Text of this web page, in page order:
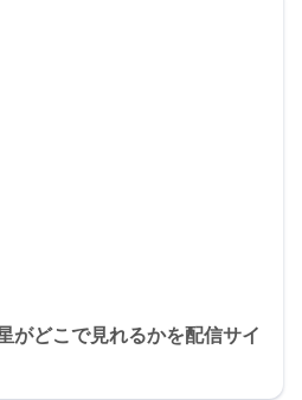
がどこで見れるかを配信サイ